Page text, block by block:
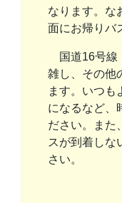
なります。な
面にお帰りバ
国道16号線
雑し、その他
ます。いつも
になるなど、
ださい。また
スが到着しな
さい。